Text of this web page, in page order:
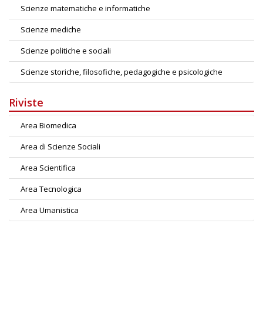
Scienze matematiche e informatiche
Scienze mediche
Scienze politiche e sociali
Scienze storiche, filosofiche, pedagogiche e psicologiche
Riviste
Area Biomedica
Area di Scienze Sociali
Area Scientifica
Area Tecnologica
Area Umanistica